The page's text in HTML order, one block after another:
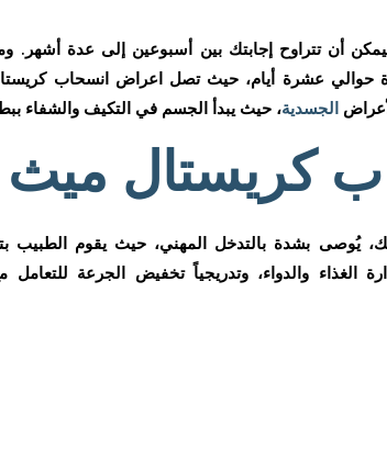
أن تتراوح إجابتك بين أسبوعين إلى عدة أشهر.
حوالي عشرة أيام، حيث تصل اعراض انسحاب
الجسدية، حيث يبدأ الجسم في التكيف والشفاء
كريستال ميث
يُوصى بشدة بالتدخل المهني، حيث يقوم الطبيب
الغذاء والدواء، وتدريجياً تخفيض الجرعة للتعامل